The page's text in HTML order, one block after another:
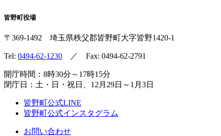
皆野町役場
〒369-1492 埼玉県秩父郡皆野町大字皆野1420-1
Tel: 0494-62-1230 ／ Fax: 0494-62-2791
開庁時間：8時30分～17時15分
閉庁日：土・日・祝日、12月29日～1月3日
皆野町公式LINE
皆野町公式インスタグラム
お問い合わせ